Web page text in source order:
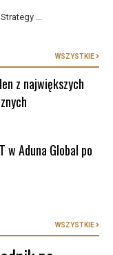
...
WSZYSTKIE
z największych
w Aduna Global po
WSZYSTKIE